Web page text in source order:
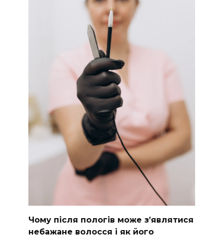
Чому після пологів може з’являтися
небажане волосся і як його